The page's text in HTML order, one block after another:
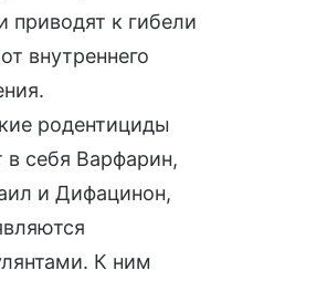
приводят к гибели
внутреннего
родентициды
себя Варфарин,
и Дифацинон,
К ним